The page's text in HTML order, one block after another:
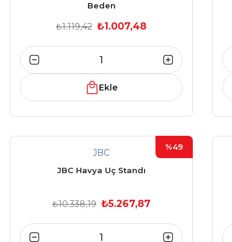
Beden
₺1.119,42 ₺1.007,48
Ekle
%49
JBC
JBC Havya Uç Standı
₺10.338,19 ₺5.267,87